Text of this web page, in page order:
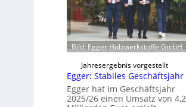
s
c
h
e
r
ö
f
f
n
e
t
L
Bild: Egger Holzwerkstoffe GmbH
Jahresergebnis vorgestellt
Egger: Stabiles Geschäftsjahr
Egger hat im Geschäftsjahr
2025/26 einen Umsatz von